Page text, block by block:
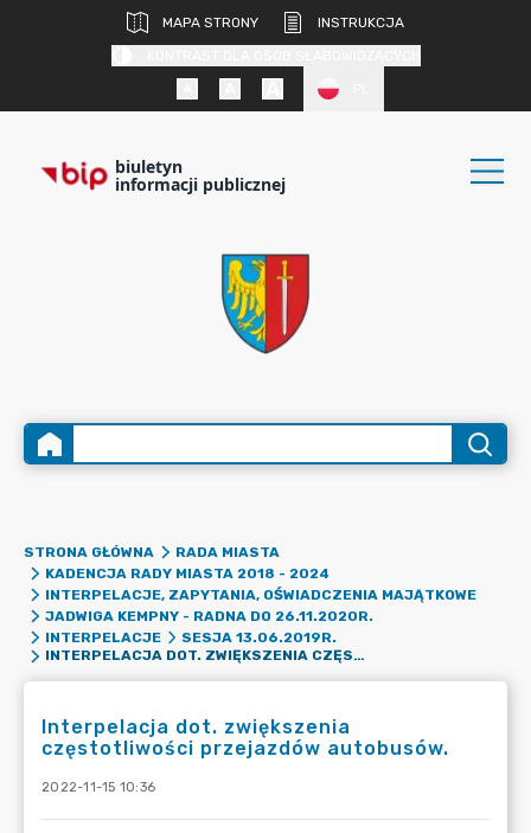
MAPA STRONY
INSTRUKCJA
biuletyn
informacji publicznej
STRONA GŁÓWNA
RADA MIASTA
KADENCJA RADY MIASTA 2018 - 2024
INTERPELACJE, ZAPYTANIA, OŚWIADCZENIA MAJĄTKOWE
JADWIGA KEMPNY - RADNA DO 26.11.2020R.
INTERPELACJE
SESJA 13.06.2019R.
INTERPELACJA DOT. ZWIĘKSZENIA CZĘSTOTLIWOŚCI PRZEJAZDÓW AUTOBUSÓW.
Interpelacja dot. zwiększenia
częstotliwości przejazdów autobusów.
2022-11-15 10:36